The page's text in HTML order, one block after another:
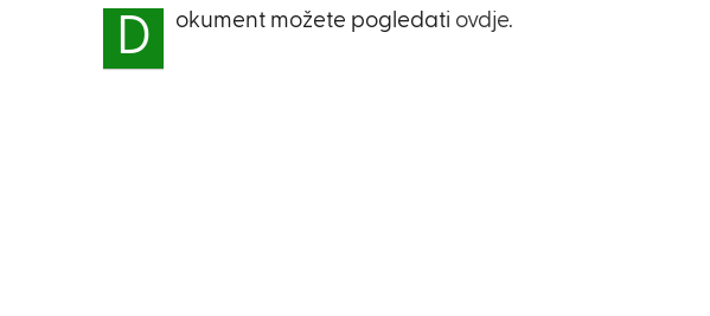
D okument možete pogledati ovdje.